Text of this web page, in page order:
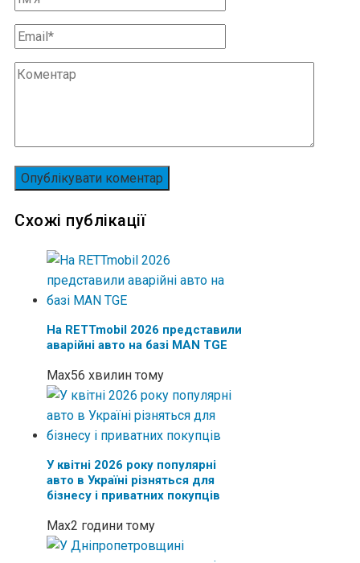
Схожі публікації
На RETTmobil 2026 представили
аварійні авто на базі MAN TGE
Max56 хвилин тому
У квітні 2026 року популярні
авто в Україні різняться для
бізнесу і приватних покупців
Max2 години тому